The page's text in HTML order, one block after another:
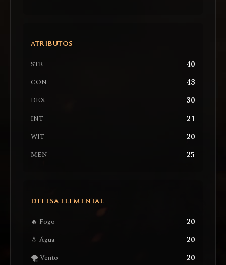
ATRIBUTOS
STR 40
CON 43
DEX 30
INT 21
WIT 20
MEN 25
DEFESA ELEMENTAL
🔥 Fogo 20
💧 Água 20
🌪️ Vento 20